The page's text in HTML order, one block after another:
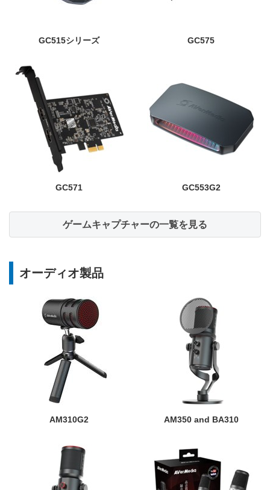
GC515シリーズ GC575
GC571 GC553G2
ゲームキャプチャーの一覧を見る
オーディオ製品
AM310G2 AM350 and BA310